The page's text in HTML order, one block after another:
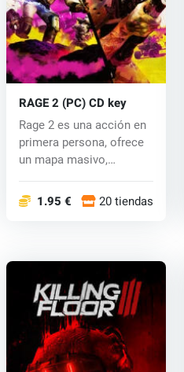
RAGE 2 (PC) CD key
Rage 2 es una acción en
primera persona, ofrece
un mapa masivo,
1.95 € 20 tiendas